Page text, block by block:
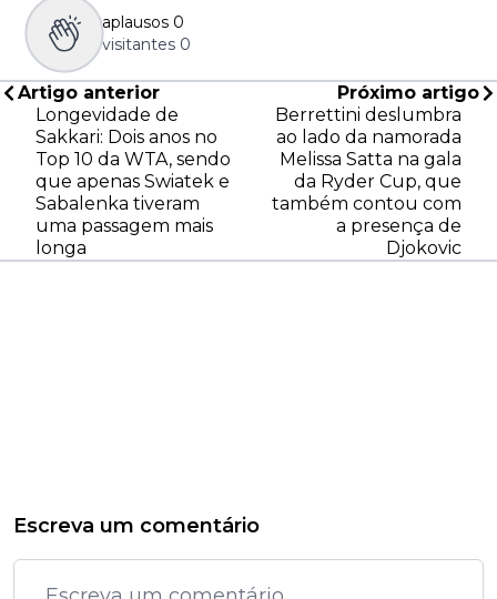
aplausos 0
visitantes 0
Artigo anterior
Longevidade de
Sakkari: Dois anos no
Top 10 da WTA, sendo
que apenas Swiatek e
Sabalenka tiveram
uma passagem mais
longa
Próximo artigo
Berrettini deslumbra
ao lado da namorada
Melissa Satta na gala
da Ryder Cup, que
também contou com
a presença de
Djokovic
Escreva um comentário